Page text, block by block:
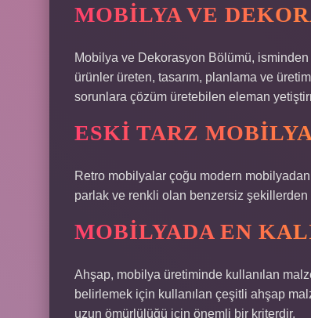
MOBILYA VE
Mobilya ve Dekorasyon Bölümü,
ürünler üreten, tasarım, planlama ve
sorunlara çözüm üretebilen eleman
ESKI TARZ
Retro mobilyalar çoğu modern
parlak ve renkli olan benzersiz
MOBILYADA EN
Ahşap, mobilya üretiminde kullanılan
belirlemek için kullanılan çeşitli ahşap
uzun ömürlülüğü için önemli bir kriterdir.